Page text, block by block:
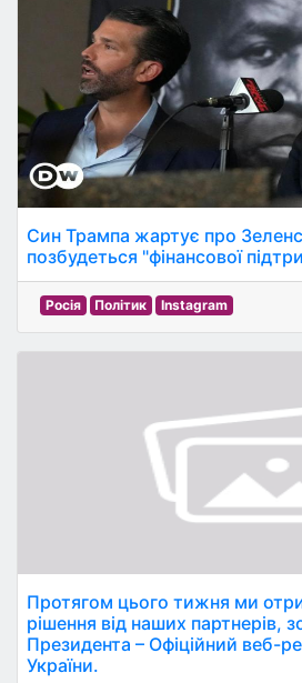
Син Трампа жартує про
позбудеться "фінансової
Росія Політик Instagram
Протягом цього тижня ми
рішення від наших партнерів,
Президента – Офіційний веб-
України.